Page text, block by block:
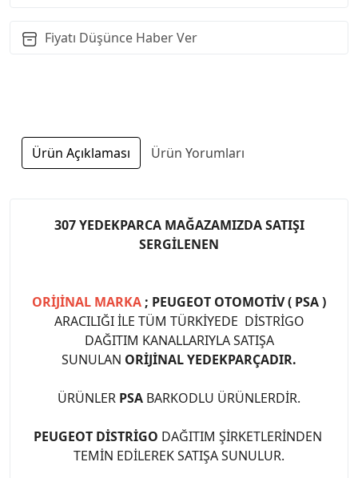
Fiyatı Düşünce Haber Ver
Ürün Açıklaması Ürün Yorumları
307 YEDEKPARCA MAĞAZAMIZDA SATIŞI
SERGİLENEN
ORİJİNAL MARKA ; PEUGEOT OTOMOTİV ( PSA )
ARACILIĞI İLE TÜM TÜRKİYEDE DİSTRİGO
DAĞITIM KANALLARIYLA SATIŞA
SUNULAN ORİJİNAL YEDEKPARÇADIR.
ÜRÜNLER PSA BARKODLU ÜRÜNLERDİR.
PEUGEOT DİSTRİGO DAĞITIM ŞİRKETLERİNDEN
TEMİN EDİLEREK SATIŞA SUNULUR.